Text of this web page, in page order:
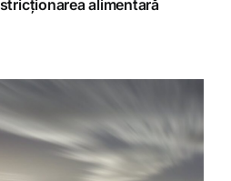
alimentară